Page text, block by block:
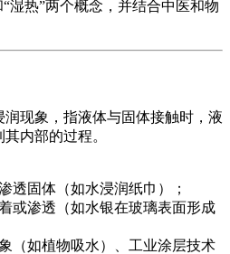
湿热”两个概念，并结合中医和物
现象，指液体与固体接触时，液
内部的过程。
透固体（如水浸润纸巾）；
或渗透（如水银在玻璃表面形成
（如植物吸水）、工业涂层技术